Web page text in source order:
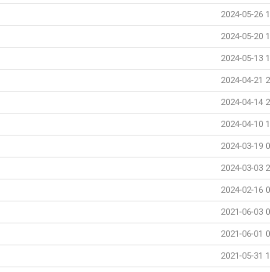
2024-05-26
2024-05-20
2024-05-13
2024-04-21
2024-04-14
2024-04-10
2024-03-19
2024-03-03
2024-02-16
2021-06-03
2021-06-01
2021-05-31